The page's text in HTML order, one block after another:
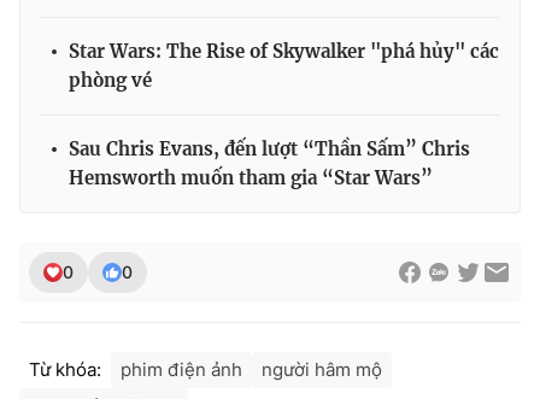
Star Wars: The Rise of Skywalker "phá hủy" các
phòng vé
Sau Chris Evans, đến lượt “Thần Sấm” Chris
Hemsworth muốn tham gia “Star Wars”
0 0
Từ khóa: phim điện ảnh
người hâm mộ